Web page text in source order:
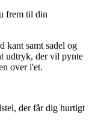
frem til din
kant samt sadel og
udtryk, der vil pynte
over i'et.
der får dig hurtigt